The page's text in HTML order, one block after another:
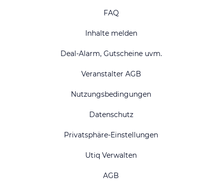
FAQ
Inhalte melden
Deal-Alarm, Gutscheine uvm.
Veranstalter AGB
Nutzungsbedingungen
Datenschutz
Privatsphäre-Einstellungen
Utiq Verwalten
AGB